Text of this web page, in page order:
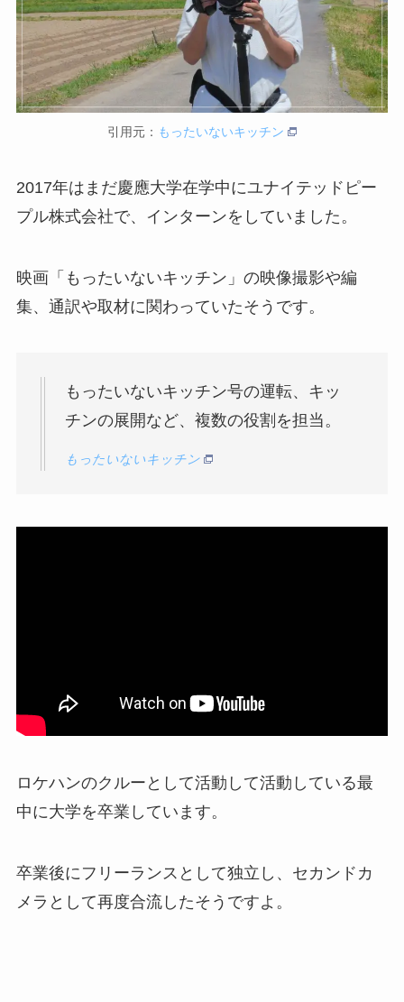
引用元： もったいないキッチン
2017年はまだ慶應大学在学中にユナイテッドピー
プル株式会社で、インターンをしていました。
映画「もったいないキッチン」の映像撮影や編
集、通訳や取材に関わっていたそうです。
もったいないキッチン号の運転、キッ
チンの展開など、複数の役割を担当。
もったいないキッチン
ロケハンのクルーとして活動して活動している最
中に大学を卒業しています。
卒業後にフリーランスとして独立し、セカンドカ
メラとして再度合流したそうですよ。